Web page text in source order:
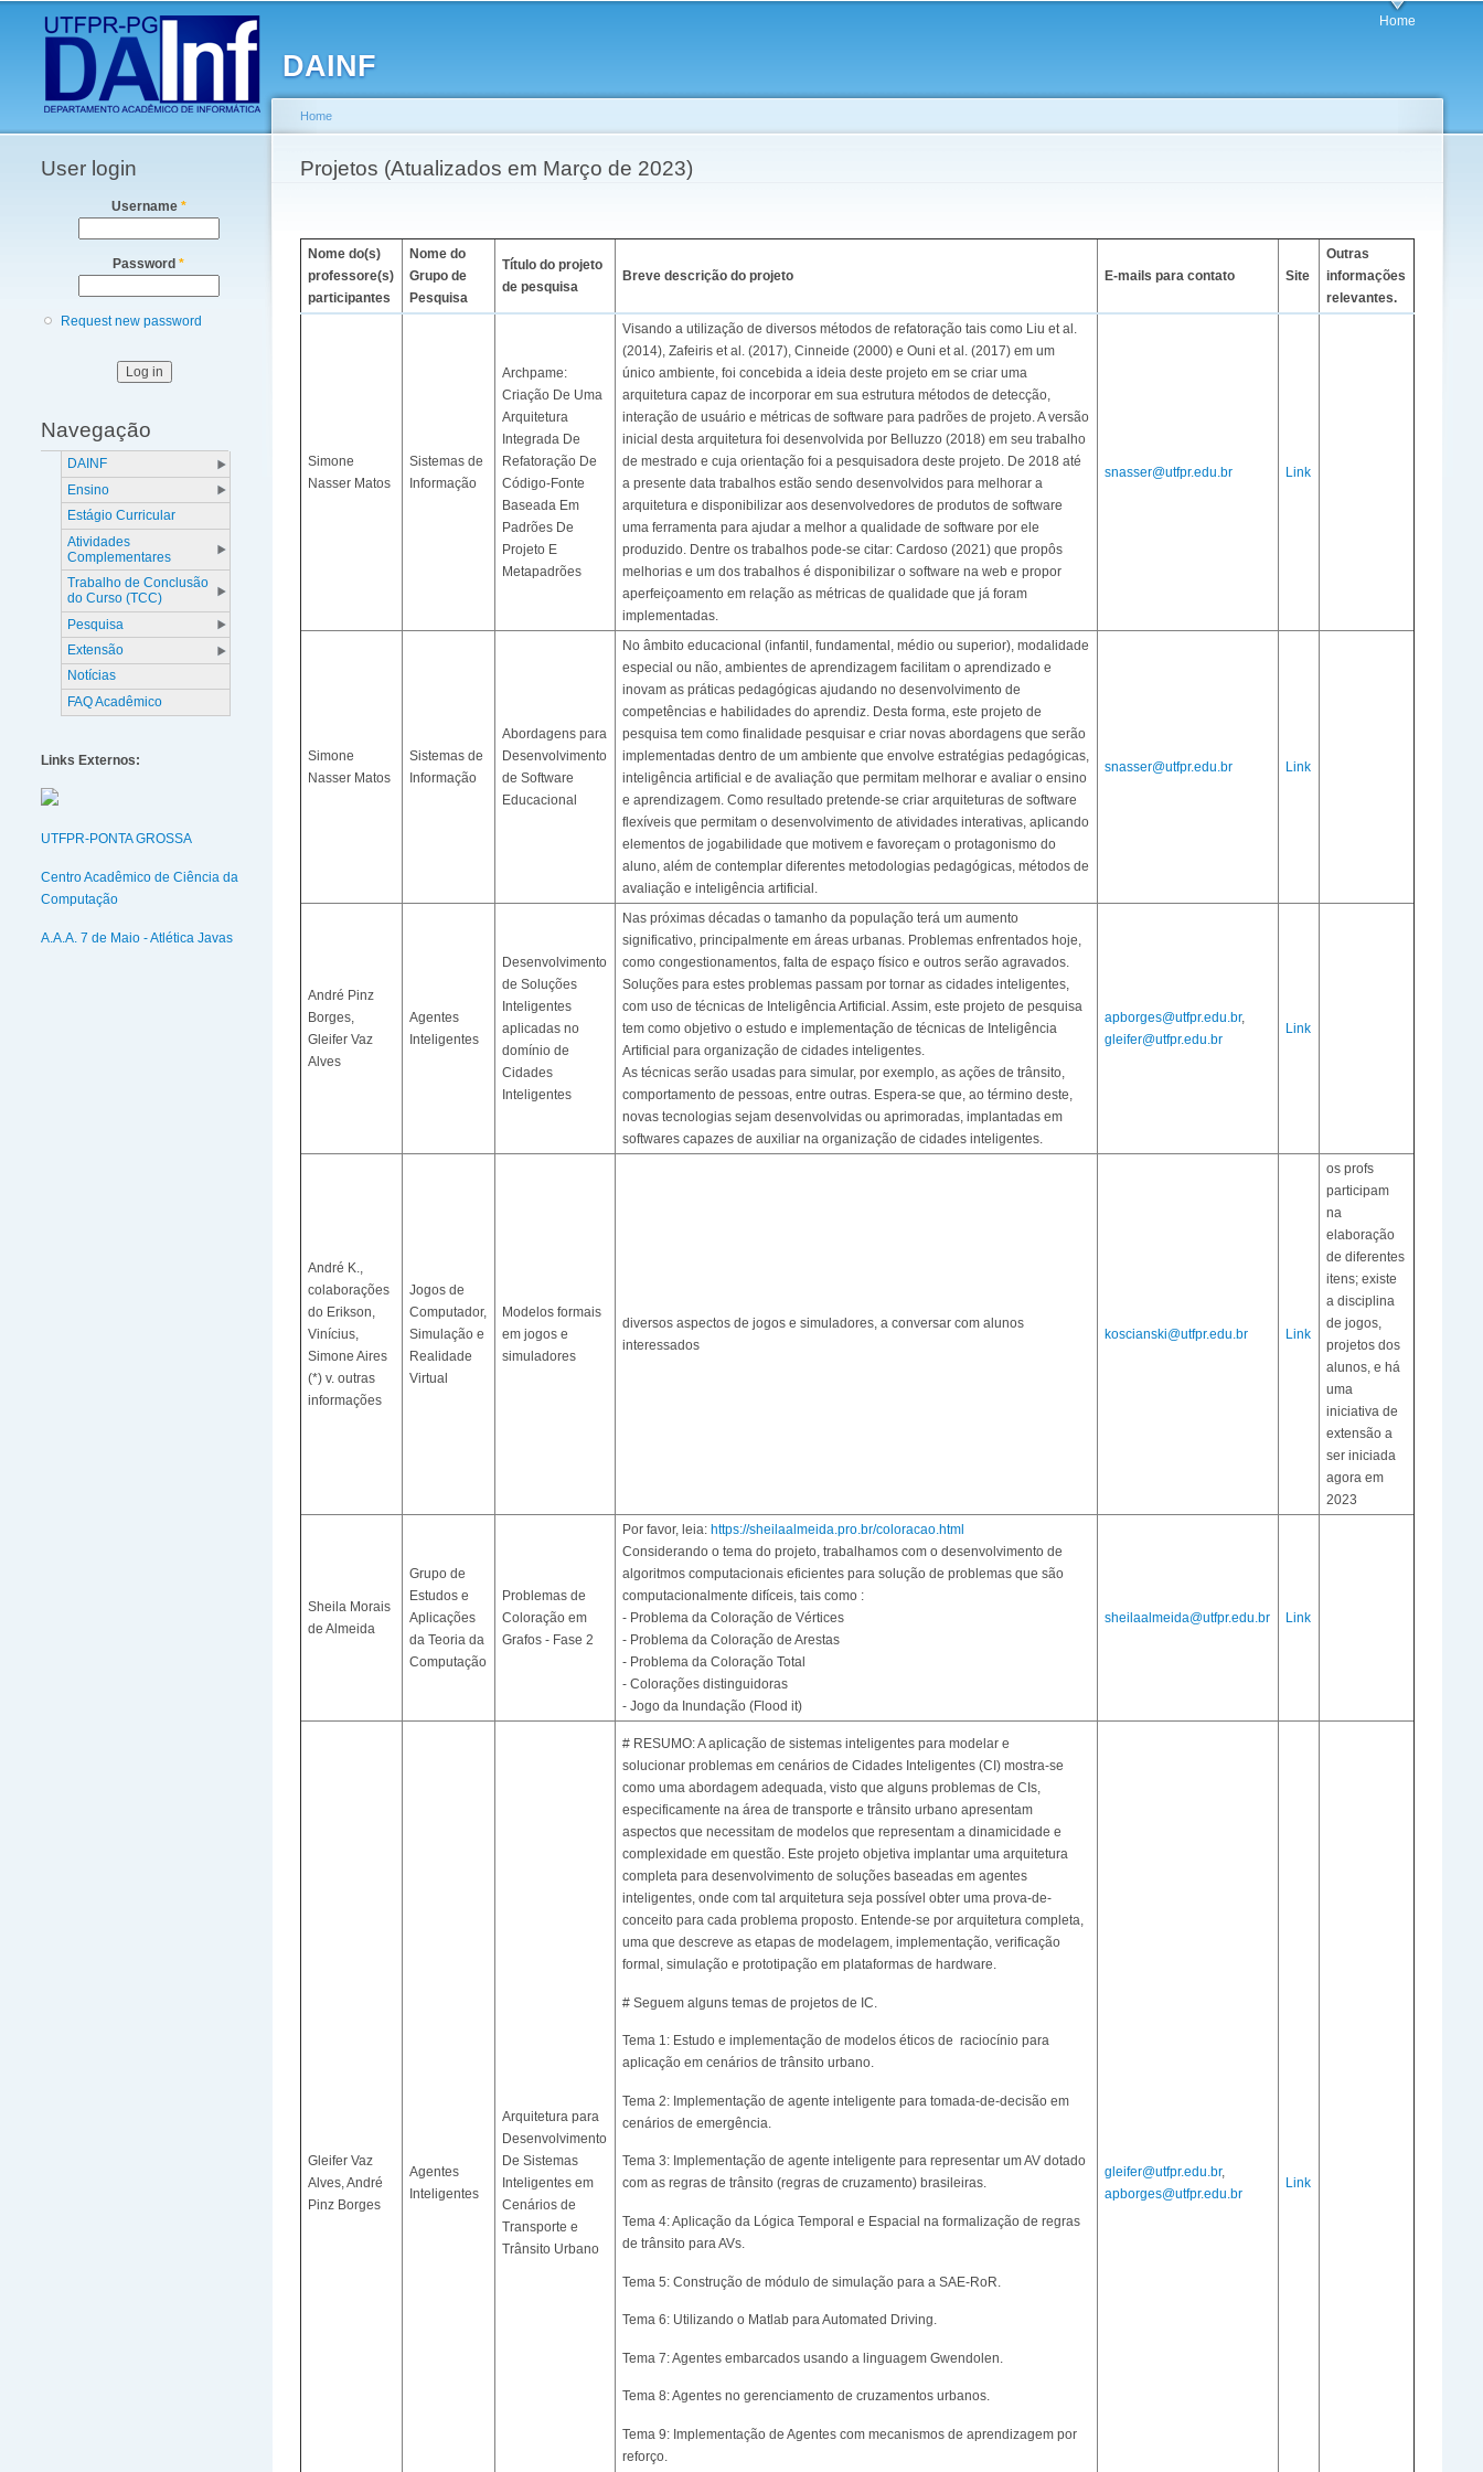
DAINF
Main menu Home
User login
Username *
Password *
Request new password
Navegação
DAINF
Ensino
Estágio Curricular
Atividades
Complementares
Trabalho de Conclusão
do Curso (TCC)
Pesquisa
Extensão
Notícias
FAQ Acadêmico
Links Externos:
UTFPR-PONTA GROSSA
Centro Acadêmico de Ciência da
Computação
A.A.A. 7 de Maio - Atlética Javas
You are here
Home
Projetos (Atualizados em Março de 2023)
Nome do(s)
professore(s)
participantes
Nome do
Grupo de
Pesquisa
Título do projeto
de pesquisa
Breve descrição do projeto E-mails para contato Site
Outras
informações
relevantes.
Simone
Nasser Matos
Sistemas de
Informação
Archpame:
Criação De Uma
Arquitetura
Integrada De
Refatoração De
Código-Fonte
Baseada Em
Padrões De
Projeto E
Metapadrões
Visando a utilização de diversos métodos de refatoração tais como Liu et al.
(2014), Zafeiris et al. (2017), Cinneide (2000) e Ouni et al. (2017) em um
único ambiente, foi concebida a ideia deste projeto em se criar uma
arquitetura capaz de incorporar em sua estrutura métodos de detecção,
interação de usuário e métricas de software para padrões de projeto. A versão
inicial desta arquitetura foi desenvolvida por Belluzzo (2018) em seu trabalho
de mestrado e cuja orientação foi a pesquisadora deste projeto. De 2018 até
a presente data trabalhos estão sendo desenvolvidos para melhorar a
arquitetura e disponibilizar aos desenvolvedores de produtos de software
uma ferramenta para ajudar a melhor a qualidade de software por ele
produzido. Dentre os trabalhos pode-se citar: Cardoso (2021) que propôs
melhorias e um dos trabalhos é disponibilizar o software na web e propor
aperfeiçoamento em relação as métricas de qualidade que já foram
implementadas.
snasser@utfpr.edu.br Link
Simone
Nasser Matos
Sistemas de
Informação
Abordagens para
Desenvolvimento
de Software
Educacional
No âmbito educacional (infantil, fundamental, médio ou superior), modalidade
especial ou não, ambientes de aprendizagem facilitam o aprendizado e
inovam as práticas pedagógicas ajudando no desenvolvimento de
competências e habilidades do aprendiz. Desta forma, este projeto de
pesquisa tem como finalidade pesquisar e criar novas abordagens que serão
implementadas dentro de um ambiente que envolve estratégias pedagógicas,
inteligência artificial e de avaliação que permitam melhorar e avaliar o ensino
e aprendizagem. Como resultado pretende-se criar arquiteturas de software
flexíveis que permitam o desenvolvimento de atividades interativas, aplicando
elementos de jogabilidade que motivem e favoreçam o protagonismo do
aluno, além de contemplar diferentes metodologias pedagógicas, métodos de
avaliação e inteligência artificial.
snasser@utfpr.edu.br Link
André Pinz
Borges,
Gleifer Vaz
Alves
Agentes
Inteligentes
Desenvolvimento
de Soluções
Inteligentes
aplicadas no
domínio de
Cidades
Inteligentes
Nas próximas décadas o tamanho da população terá um aumento
significativo, principalmente em áreas urbanas. Problemas enfrentados hoje,
como congestionamentos, falta de espaço físico e outros serão agravados.
Soluções para estes problemas passam por tornar as cidades inteligentes,
com uso de técnicas de Inteligência Artificial. Assim, este projeto de pesquisa
tem como objetivo o estudo e implementação de técnicas de Inteligência
Artificial para organização de cidades inteligentes.
As técnicas serão usadas para simular, por exemplo, as ações de trânsito,
comportamento de pessoas, entre outras. Espera-se que, ao término deste,
novas tecnologias sejam desenvolvidas ou aprimoradas, implantadas em
softwares capazes de auxiliar na organização de cidades inteligentes.
apborges@utfpr.edu.br,
gleifer@utfpr.edu.br
Link
André K.,
colaborações
do Erikson,
Vinícius,
Simone Aires
(*) v. outras
informações
Jogos de
Computador,
Simulação e
Realidade
Virtual
Modelos formais
em jogos e
simuladores
diversos aspectos de jogos e simuladores, a conversar com alunos
interessados
koscianski@utfpr.edu.br Link
os profs
participam
na
elaboração
de diferentes
itens; existe
a disciplina
de jogos,
projetos dos
alunos, e há
uma
iniciativa de
extensão a
ser iniciada
agora em
2023
Sheila Morais
de Almeida
Grupo de
Estudos e
Aplicações
da Teoria da
Computação
Problemas de
Coloração em
Grafos - Fase 2
Por favor, leia:https://sheilaalmeida.pro.br/coloracao.html
Considerando o tema do projeto, trabalhamos com o desenvolvimento de
algoritmos computacionais eficientes para solução de problemas que são
computacionalmente difíceis, tais como :
- Problema da Coloração de Vértices
- Problema da Coloração de Arestas
- Problema da Coloração Total
- Colorações distinguidoras
- Jogo da Inundação (Flood it)
sheilaalmeida@utfpr.edu.br Link
Gleifer Vaz
Alves, André
Pinz Borges
Agentes
Inteligentes
Arquitetura para
Desenvolvimento
De Sistemas
Inteligentes em
Cenários de
Transporte e
Trânsito Urbano
# RESUMO: A aplicação de sistemas inteligentes para modelar e
solucionar problemas em cenários de Cidades Inteligentes (CI) mostra-se
como uma abordagem adequada, visto que alguns problemas de CIs,
especificamente na área de transporte e trânsito urbano apresentam
aspectos que necessitam de modelos que representam a dinamicidade e
complexidade em questão. Este projeto objetiva implantar uma arquitetura
completa para desenvolvimento de soluções baseadas em agentes
inteligentes, onde com tal arquitetura seja possível obter uma prova-de-
conceito para cada problema proposto. Entende-se por arquitetura completa,
uma que descreve as etapas de modelagem, implementação, verificação
formal, simulação e prototipação em plataformas de hardware.
# Seguem alguns temas de projetos de IC.
Tema 1: Estudo e implementação de modelos éticos de raciocínio para
aplicação em cenários de trânsito urbano.
Tema 2: Implementação de agente inteligente para tomada-de-decisão em
cenários de emergência.
Tema 3: Implementação de agente inteligente para representar um AV dotado
com as regras de trânsito (regras de cruzamento) brasileiras.
Tema 4: Aplicação da Lógica Temporal e Espacial na formalização de regras
de trânsito para AVs.
Tema 5: Construção de módulo de simulação para a SAE-RoR.
Tema 6: Utilizando o Matlab para Automated Driving.
Tema 7: Agentes embarcados usando a linguagem Gwendolen.
Tema 8: Agentes no gerenciamento de cruzamentos urbanos.
Tema 9: Implementação de Agentes com mecanismos de aprendizagem por
reforço.
gleifer@utfpr.edu.br,
apborges@utfpr.edu.br
Link